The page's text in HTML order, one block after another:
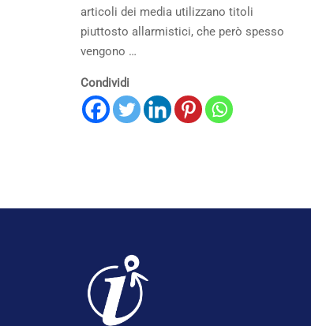
articoli dei media utilizzano titoli
piuttosto allarmistici, che però spesso
vengono …
Condividi